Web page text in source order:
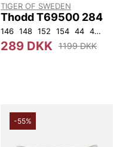
TIGER OF SWEDEN
Thodd T69500 284
146 148 152 154 44 46
289 DKK 1199 DKK
-55%